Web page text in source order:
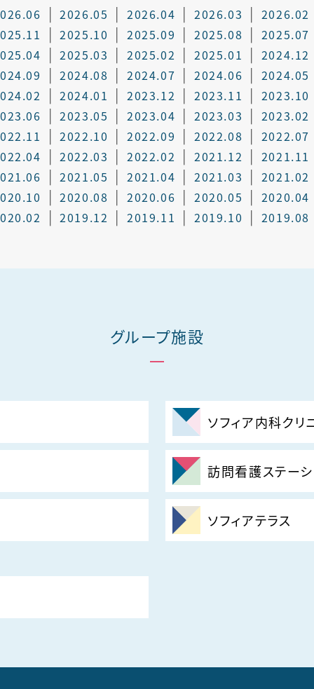
2026.05 2026.04 2026.03
2026.02
2025.10 2025.09 2025.08
2025.07
2025.03 2025.02 2025.01
2024.12
2024.08 2024.07 2024.06
2024.05
2024.01 2023.12 2023.11
2023.10
2023.05 2023.04 2023.03
2023.02
2022.10 2022.09 2022.08
2022.07
2022.03 2022.02 2021.12
2021.11
2021.05 2021.04 2021.03
2021.02
2020.08 2020.06 2020.05
2020.04
2019.12 2019.11 2019.10 2019.08
グループ施設
ソフィア内科クリ
訪問看護ステー
ソフィアテラス